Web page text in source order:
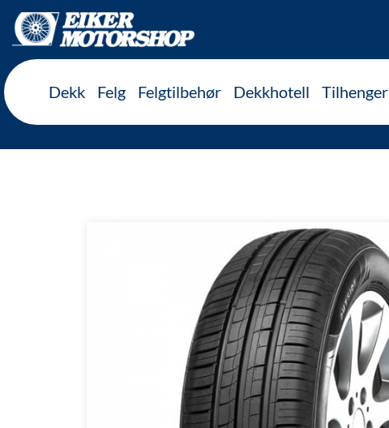
Dekk Felg Felgtilbehør Dekkhotell Tilhenger
Inkl. mva